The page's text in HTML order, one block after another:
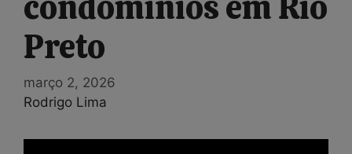
Preto
março 2, 2026
Rodrigo Lima